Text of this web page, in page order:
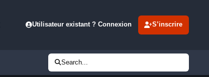
Utilisateur existant ? Connexion S’inscrire
Search...